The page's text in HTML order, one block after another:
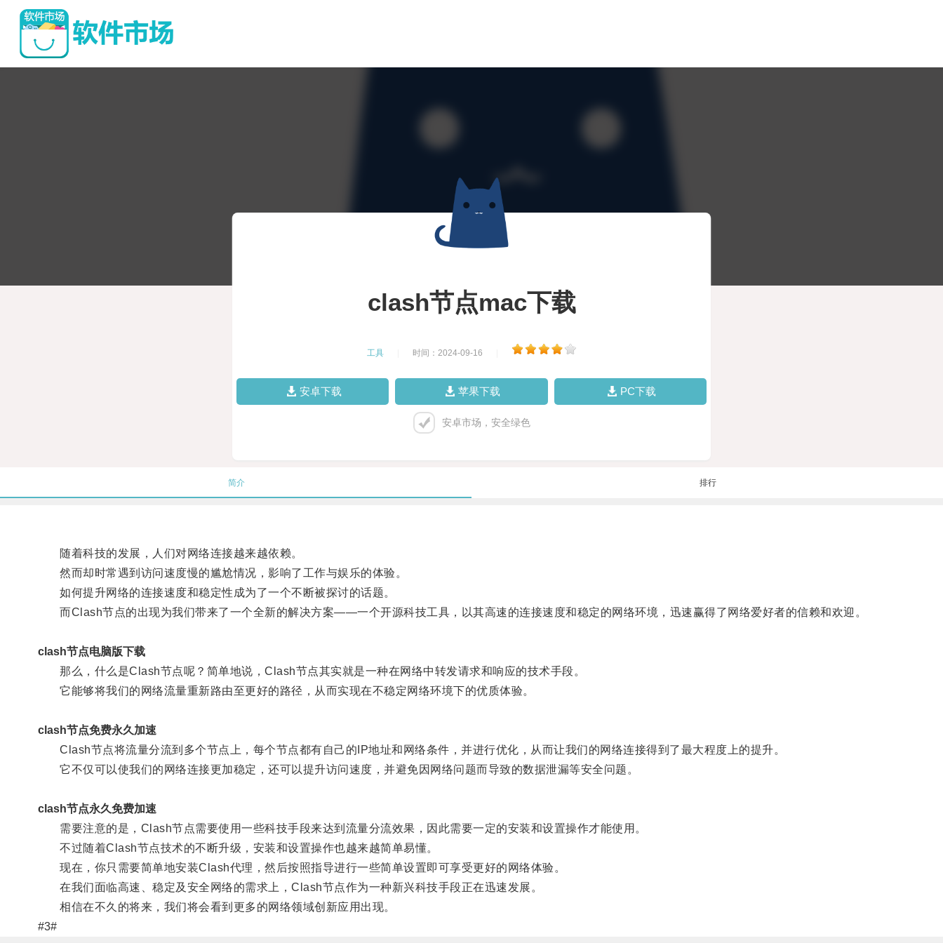
clash节点mac下载
工具 时间：2024-09-16
安卓下载 苹果下载 PC下载
安卓市场，安全绿色
简介 排行
随着科技的发展，人们对网络连接越来越依赖。
然而却时常遇到访问速度慢的尴尬情况，影响了工作与娱乐的体验。
如何提升网络的连接速度和稳定性成为了一个不断被探讨的话题。
而Clash节点的出现为我们带来了一个全新的解决方案——一个开源科技工具，以其高速的连接速度和稳定的网络环境，迅速赢得了网络爱好者的信赖和欢迎。
clash节点电脑版下载
那么，什么是Clash节点呢？简单地说，Clash节点其实就是一种在网络中转发请求和响应的技术手段。
它能够将我们的网络流量重新路由至更好的路径，从而实现在不稳定网络环境下的优质体验。
clash节点免费永久加速
Clash节点将流量分流到多个节点上，每个节点都有自己的IP地址和网络条件，并进行优化，从而让我们的网络连接得到了最大程度上的提升。
它不仅可以使我们的网络连接更加稳定，还可以提升访问速度，并避免因网络问题而导致的数据泄漏等安全问题。
clash节点永久免费加速
需要注意的是，Clash节点需要使用一些科技手段来达到流量分流效果，因此需要一定的安装和设置操作才能使用。
不过随着Clash节点技术的不断升级，安装和设置操作也越来越简单易懂。
现在，你只需要简单地安装Clash代理，然后按照指导进行一些简单设置即可享受更好的网络体验。
在我们面临高速、稳定及安全网络的需求上，Clash节点作为一种新兴科技手段正在迅速发展。
相信在不久的将来，我们将会看到更多的网络领域创新应用出现。
#3#